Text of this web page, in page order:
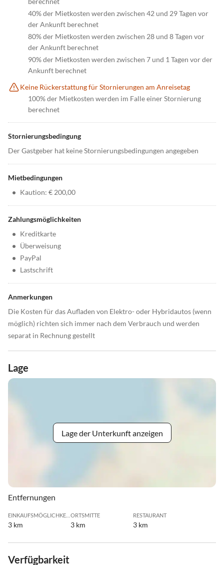
40% der Mietkosten werden zwischen 42 und 29 Tagen vor
der Ankunft berechnet
80% der Mietkosten werden zwischen 28 und 8 Tagen vor
der Ankunft berechnet
90% der Mietkosten werden zwischen 7 und 1 Tagen vor der
Ankunft berechnet
Keine Rückerstattung für Stornierungen am Anreisetag
100% der Mietkosten werden im Falle einer Stornierung
berechnet
Stornierungsbedingung
Der Gastgeber hat keine Stornierungsbedingungen angegeben
Mietbedingungen
• Kaution: € 200,00
Zahlungsmöglichkeiten
• Kreditkarte
• Überweisung
• PayPal
• Lastschrift
Anmerkungen
Die Kosten für das Aufladen von Elektro- oder Hybridautos (wenn
möglich) richten sich immer nach dem Verbrauch und werden
separat in Rechnung gestellt
Lage
Lage der Unterkunft anzeigen
Entfernungen
3 km
ORTSMITTE
3 km
RESTAURANT
3 km
Verfügbarkeit